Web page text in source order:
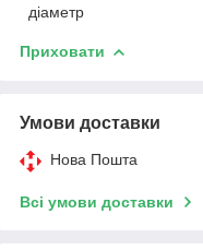
діаметр
Приховати
Умови доставки
Нова Пошта
Всі умови доставки